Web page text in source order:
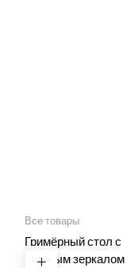
Все товары
Гримёрный стол с
круглым зеркалом